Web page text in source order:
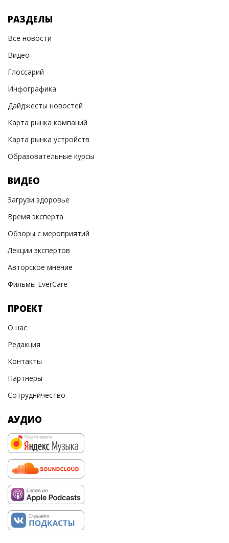
РАЗДЕЛЫ
Все новости
Видео
Глоссарий
Инфографика
Дайджесты новостей
Карта рынка компаний
Карта рынка устройств
Образовательные курсы
ВИДЕО
Загрузи здоровье
Время эксперта
Обзоры с мероприятий
Лекции экспертов
Авторское мнение
Фильмы EverCare
ПРОЕКТ
О нас
Редакция
Контакты
Партнеры
Сотрудничество
АУДИО